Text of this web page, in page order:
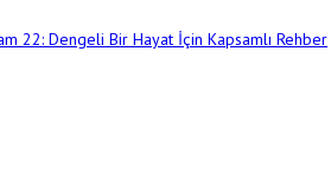
22: Dengeli Bir Hayat İçin Kapsamlı Rehber